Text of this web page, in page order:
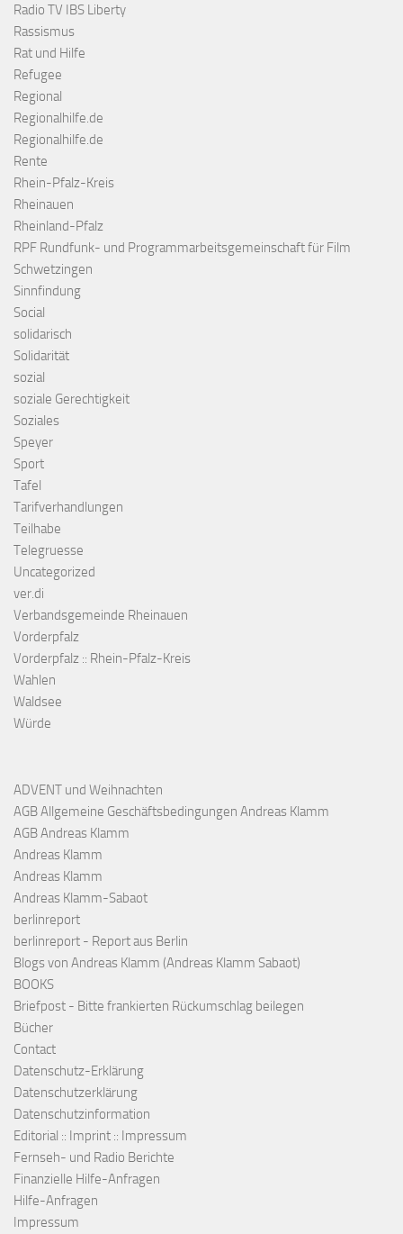
Radio TV IBS Liberty
Rassismus
Rat und Hilfe
Refugee
Regional
Regionalhilfe.de
Regionalhilfe.de
Rente
Rhein-Pfalz-Kreis
Rheinauen
Rheinland-Pfalz
RPF Rundfunk- und Programmarbeitsgemeinschaft für Film
Schwetzingen
Sinnfindung
Social
solidarisch
Solidarität
sozial
soziale Gerechtigkeit
Soziales
Speyer
Sport
Tafel
Tarifverhandlungen
Teilhabe
Telegruesse
Uncategorized
ver.di
Verbandsgemeinde Rheinauen
Vorderpfalz
Vorderpfalz :: Rhein-Pfalz-Kreis
Wahlen
Waldsee
Würde
ADVENT und Weihnachten
AGB Allgemeine Geschäftsbedingungen Andreas Klamm
AGB Andreas Klamm
Andreas Klamm
Andreas Klamm
Andreas Klamm-Sabaot
berlinreport
berlinreport - Report aus Berlin
Blogs von Andreas Klamm (Andreas Klamm Sabaot)
BOOKS
Briefpost - Bitte frankierten Rückumschlag beilegen
Bücher
Contact
Datenschutz-Erklärung
Datenschutzerklärung
Datenschutzinformation
Editorial :: Imprint :: Impressum
Fernseh- und Radio Berichte
Finanzielle Hilfe-Anfragen
Hilfe-Anfragen
Impressum